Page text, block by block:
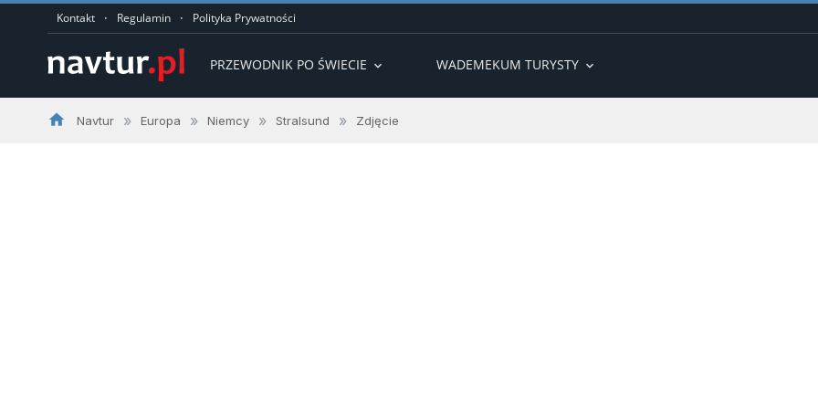
Kontakt · Regulamin · Polityka Prywatności
PRZEWODNIK PO ŚWIECIE expand_more WADEMEKUM TURYSTY expand_more
home Navtur » Europa » Niemcy » Stralsund » Zdjęcie